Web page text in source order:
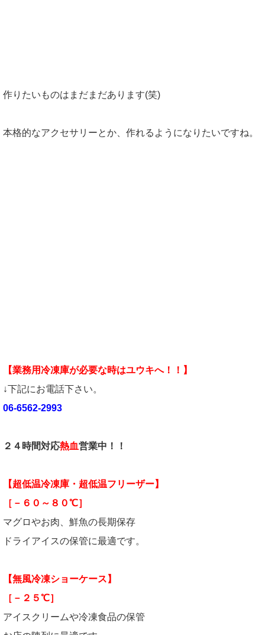
作りたいものはまだまだあります(笑)
本格的なアクセサリーとか、作れるようになりたいですね。
【業務用冷凍庫が必要な時はユウキへ！！】
↓下記にお電話下さい。
06-6562-2993
２４時間対応熱血営業中！！
【超低温冷凍庫・超低温フリーザー】
［－６０～８０℃］
マグロやお肉、鮮魚の長期保存
ドライアイスの保管に最適です。
【無風冷凍ショーケース】
［－２５℃］
アイスクリームや冷凍食品の保管